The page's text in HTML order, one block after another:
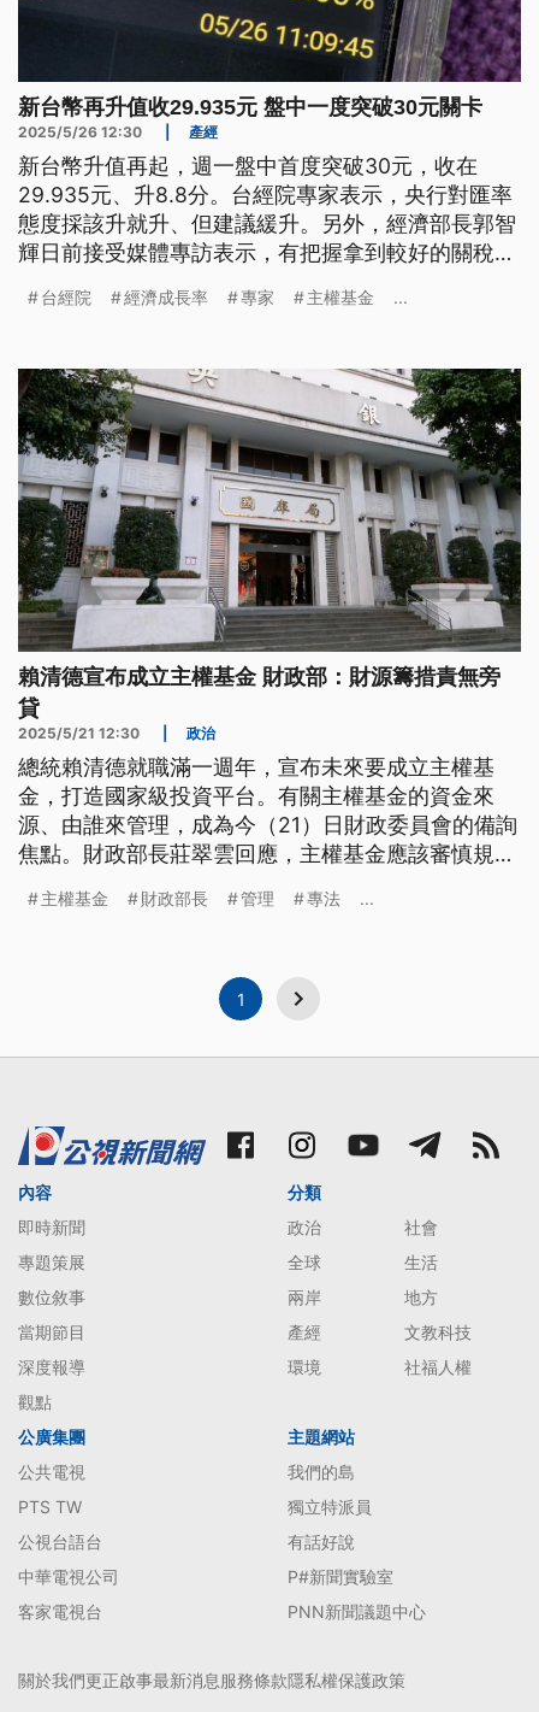
新台幣再升值收29.935元 盤中一度突破30元關卡
2025/5/26 12:30 產經
新台幣升值再起，週一盤中首度突破30元，收在
29.935元、升8.8分。台經院專家表示，央行對匯率
態度採該升就升、但建議緩升。另外，經濟部長郭智
輝日前接受媒體專訪表示，有把握拿到較好的關稅條
率也可望保3%。
台經院 經濟成長率 專家 主權基金 ...
賴清德宣布成立主權基金 財政部：財源籌措責無旁
貸
2025/5/21 12:30 政治
總統賴清德就職滿一週年，宣布未來要成立主權基
金，打造國家級投資平台。有關主權基金的資金來
源、由誰來管理，成為今（21）日財政委員會的備詢
焦點。財政部長莊翠雲回應，主權基金應該審慎規
部會主責，行政院會做詳盡討論，財政部對於財源籌
主權基金 財政部長 管理 專法 ...
1
內容
即時新聞
專題策展
數位敘事
當期節目
深度報導
觀點
分類
政治
社會
全球
生活
兩岸
地方
產經
文教科技
環境
社福人權
公廣集團
公共電視
PTS TW
公視台語台
中華電視公司
客家電視台
主題網站
我們的島
獨立特派員
有話好說
P#新聞實驗室
PNN新聞議題中心
關於我們更正啟事最新消息服務條款隱私權保護政策